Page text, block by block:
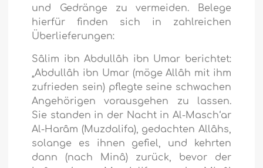
und Gedränge zu vermeiden. Belege
hierfür finden sich in zahlreichen
Überlieferungen:
Sâlim ibn Abdullâh ibn Umar berichtet:
„Abdullâh ibn Umar (möge Allâh mit ihm
zufrieden sein) pflegte seine schwachen
Angehörigen vorausgehen zu lassen.
Sie standen in der Nacht in Al-Masch‘ar
Al-Harâm (Muzdalifa), gedachten Allâhs,
solange es ihnen gefiel, und kehrten
dann (nach Minâ) zurück, bevor der